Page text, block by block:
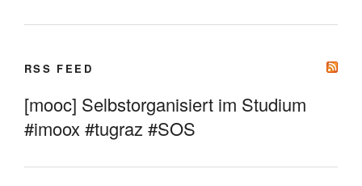
RSS FEED
[mooc] Selbstorganisiert im Studium
#imoox #tugraz #SOS